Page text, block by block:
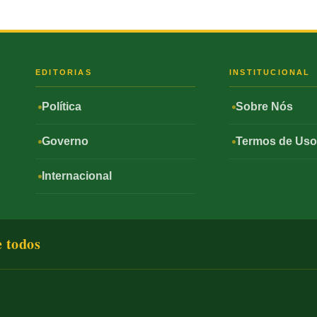
EDITORIAS
Política
Governo
Internacional
INSTITUCIONAL
Sobre Nós
Termos de Uso